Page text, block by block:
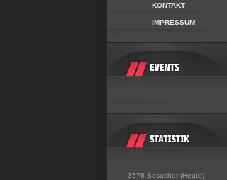
KONTAKT
IMPRESSUM
3576 Besucher (Heute)